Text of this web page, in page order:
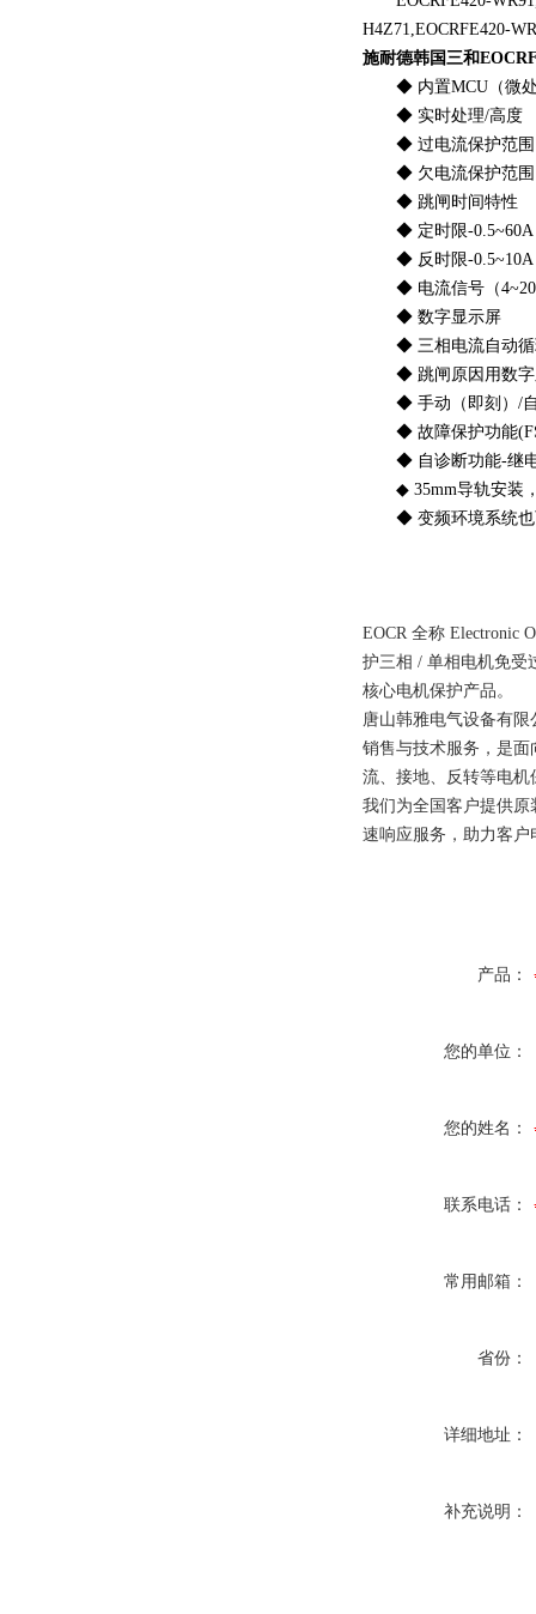
H4Z71,EOCRFE420-
施耐德韩国三和
◆ 内置MCU（微处
◆ 实时处理/高度
◆ 过电流保护范围：
◆ 欠电流保护范围
◆ 跳闸时间特性
◆ 定时限-0.5~60A
◆ 反时限-0.5~10A
◆ 电流信号（
◆ 数字显示屏
◆ 三相电流自动循环
◆ 跳闸原因用数字显
◆ 手动（即刻）/自
◆ 故障保护功能
◆ 自诊断功能-继电
◆ 35mm导轨安装，
◆ 变频环境系统也可
EOCR 全称 Electronic
护三相 / 单相电机免受
核心电机保护产品。
唐山韩雅电气设备有
销售与技术服务，是面
流、接地、反转等电
我们为全国客户提供
速响应服务，助力客
产品：
您的单位：
您的姓名：
联系电话：
常用邮箱：
省份：
详细地址：
补充说明：